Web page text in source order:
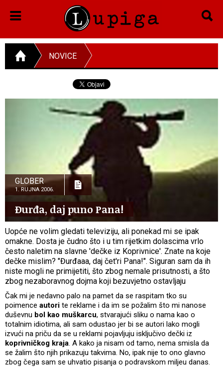
NOVICE
GLOBER
1. RUJNA 2006.
Đurđa, daj puno Pana!
Uopće ne volim gledati televiziju, ali ponekad mi se ipak
omakne. Dosta je čudno što i u tim rijetkim dolascima vrlo
često naletim na slavne 'dečke iz Koprivnice'. Znate na koje
dečke mislim? "Đurđaaa, daj čet'ri Pana!". Siguran sam da ih
niste mogli ne primijetiti, što zbog nemale prisutnosti, a što
zbog nezaboravnog dojma koji bezuvjetno ostavljaju
Čak mi je nedavno palo na pamet da se raspitam tko su
poimence autori te reklame i da im se požalim što mi nanose
duševnu bol kao muškarcu, stvarajući sliku o nama kao o
totalnim idiotima, ali sam odustao jer bi se autori lako mogli
izvući na priču da se u reklami pojavljuju isključivo dečki iz
koprivničkog kraja. A kako ja nisam od tamo, nema smisla da
se žalim što njih prikazuju takvima. No, ipak nije to ono glavno
zbog čega sam se uhvatio pisanja o podravskom miljeu danas.